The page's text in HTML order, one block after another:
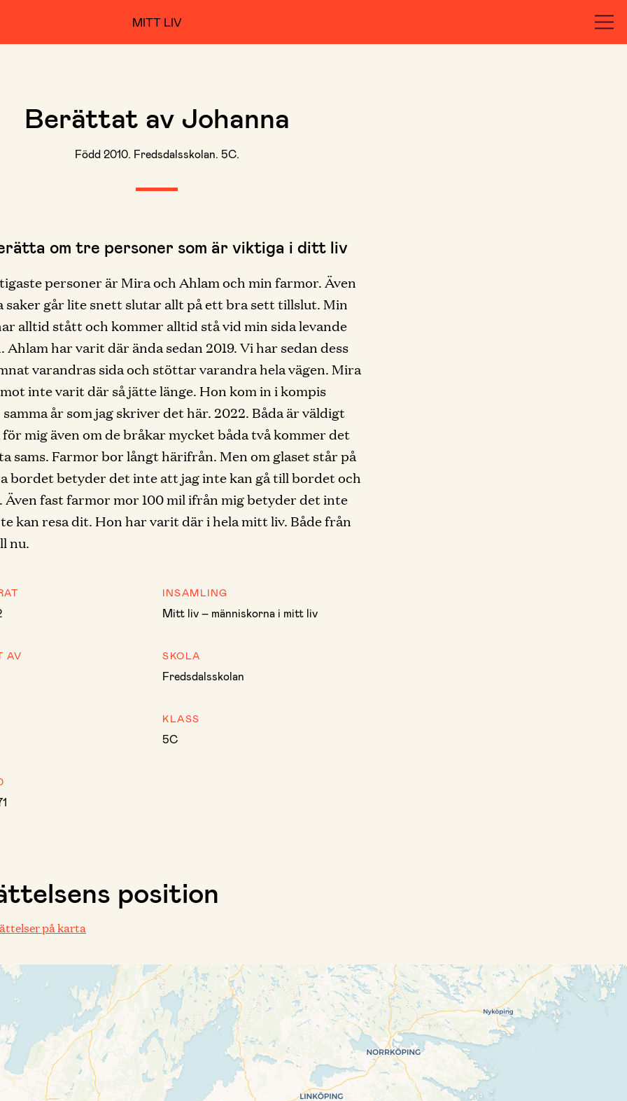
MITT LIV
Berättat av Johanna
Född 2010. Fredsdalsskolan. 5C.
om tre personer som är viktiga i ditt liv
personer är Mira och Ahlam och min farmor. Även
saker går lite snett slutar allt på ett bra sett tillslut. Min
alltid stått och kommer alltid stå vid min sida levande
Ahlam har varit där ända sedan 2019. Vi har sedan dess
varandras sida och stöttar varandra hela vägen. Mira
inte varit där så jätte länge. Hon kom in i kompis
år som jag skriver det här. 2022. Båda är väldigt
för mig även om de bråkar mycket båda två kommer det
sams. Farmor bor långt härifrån. Men om glaset står på
bordet betyder det inte att jag inte kan gå till bordet och
Även fast farmor mor 100 mil ifrån mig betyder det inte
kan resa dit. Hon har varit där i hela mitt liv. Både från
nu.
AV
INSAMLING
Mitt liv – människorna i mitt liv
SKOLA
Fredsdalsskolan
KLASS
5C
position
på karta